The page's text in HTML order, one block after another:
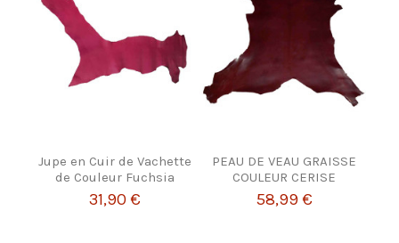
Jupe en Cuir de Vachette
de Couleur Fuchsia
31,90 €
PEAU DE VEAU GRAISSE
COULEUR CERISE
58,99 €